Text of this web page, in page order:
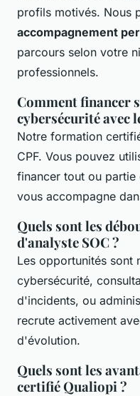
profils motivés. Nous
accompagnement
parcours selon votre
professionnels.
Comment financer
cybersécurité avec
Notre formation
CPF. Vous pouvez
financer tout ou
vous accompagne
Quels sont les
d'analyste SOC ?
Les opportunités sont
cybersécurité,
d'incidents, ou
recrute activement
d'évolution.
Quels sont les
certifié Qualiopi ?